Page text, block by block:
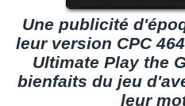
Une publicité
leur version CPC
Ultimate Play the
bienfaits du jeu
leur